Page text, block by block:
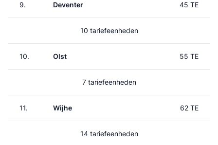
9. Deventer 45 TE
10 tariefeenheden
10. Olst 55 TE
7 tariefeenheden
11. Wijhe 62 TE
14 tariefeenheden